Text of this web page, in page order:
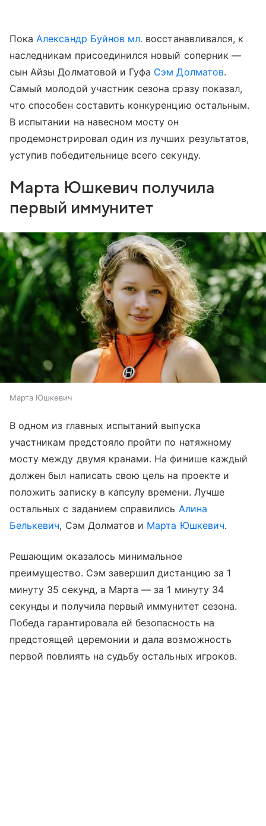
ПокаАлександр Буйнов мл. восстанавливался, к
наследникам присоединился новый соперник —
сын Айзы Долматовой и Гуфа Сэм Долматов.
Самый молодой участник сезона сразу показал,
что способен составить конкуренцию остальным.
В испытании на навесном мосту он
продемонстрировал один из лучших результатов,
уступив победительнице всего секунду.
Марта Юшкевич получила
первый иммунитет
Марта Юшкевич
В одном из главных испытаний выпуска
участникам предстояло пройти по натяжному
мосту между двумя кранами. На финише каждый
должен был написать свою цель на проекте и
положить записку в капсулу времени. Лучше
остальных с заданием справились Алина
Белькевич, Сэм Долматов и Марта Юшкевич.
Решающим оказалось минимальное
преимущество. Сэм завершил дистанцию за 1
минуту 35 секунд, а Марта — за 1 минуту 34
секунды и получила первый иммунитет сезона.
Победа гарантировала ей безопасность на
предстоящей церемонии и дала возможность
первой повлиять на судьбу остальных игроков.